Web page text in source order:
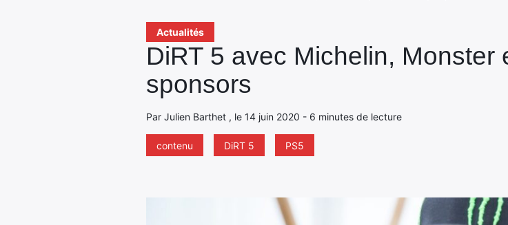
Actualités
DiRT 5 avec Michelin, Monster
sponsors
Par Julien Barthet , le 14 juin 2020 - 6 minutes de lecture
contenu DiRT 5 PS5